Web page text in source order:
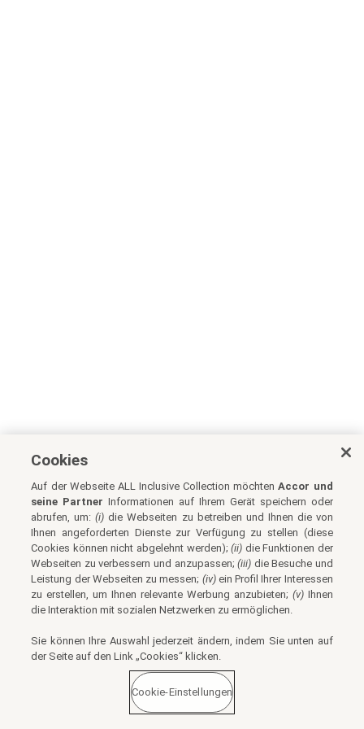
Cookies
Auf der Webseite ALL Inclusive Collection möchtenAccor und
seine Partner Informationen auf Ihrem Gerät speichern oder
abrufen, um:(i) die Webseiten zu betreiben und Ihnen die von
Ihnen angeforderten Dienste zur Verfügung zu stellen (diese
Cookies können nicht abgelehnt werden);(ii) die Funktionen der
Webseiten zu verbessern und anzupassen;(iii) die Besuche und
Leistung der Webseiten zu messen; (iv)ein Profil Ihrer Interessen
zu erstellen, um Ihnen relevante Werbung anzubieten; (v)Ihnen
die Interaktion mit sozialen Netzwerken zu ermöglichen.
Sie können Ihre Auswahl jederzeit ändern, indem Sie unten auf
der Seite auf den Link „Cookies“ klicken.
Cookie-Einstellungen